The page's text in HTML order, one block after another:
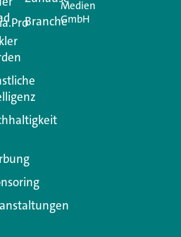
nicht veröffentlicht.
mit
Branche
Medien
GmbH